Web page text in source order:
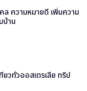
ล ความหมายดี เพิ่มความ
บ้าน
ยวทั่วออสเตรเลีย ทริป